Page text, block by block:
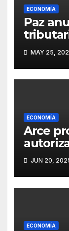
ECONOMÍA
Paz
alMAY 25,
ECONOMÍA
Arce
JUN 20,
ECONOMÍA